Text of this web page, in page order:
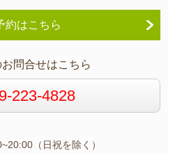
約はこちら
問合せはこちら
223-4828
（日祝を除く）